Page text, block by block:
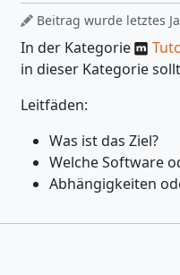
Beitrag wurde letztes
In der Kategorie
in dieser Kategorie
Leitfäden:
Was ist das Ziel?
Welche Software
Abhängigkeiten